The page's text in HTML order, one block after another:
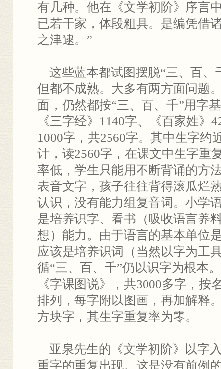
有几种。他在《文学初阶》序言
已若干家，体段粗具。是编凭借
之津逮。”
这些蓝本都试图摆脱“三、百、
但都不成熟。大多有两方面问题
面，仍然都按“三、百、千”用字
《三字经》1140字、《百家姓》
1000字，共2560字。其中生字约
计，读2560字，在课文中生字重
率低，学生只能用不断背诵的方
表音文字，孩子往往背得滚瓜烂
认识，没有能力组复音词。小学
是培养识字、看书（吸收语言养
想）能力。由于语言的基本单位
应该是培养识词（当然以字为工
循“三、百、千”仍以识字为根本
《字课图说》，共3000多字，按
排列，每字附以图画，再加解释
方块字，其生字重复率为零。
亚泉先生的《文学初阶》以字
重字的重复出现。这是没有前例